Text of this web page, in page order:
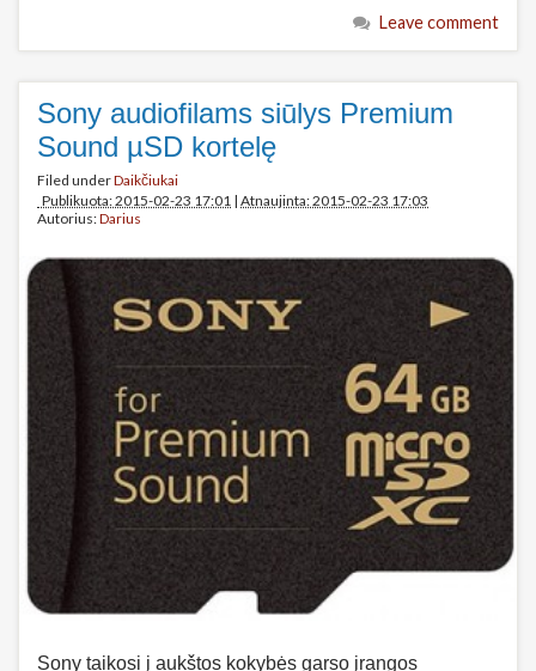
Leave comment
Sony audiofilams siūlys Premium
Sound µSD kortelę
Filed underDaikčiukai
Publikuota: 2015-02-23 17:01 | Atnaujinta: 2015-02-23 17:03
Autorius:Darius
Sony taikosi į aukštos kokybės garso įrangos